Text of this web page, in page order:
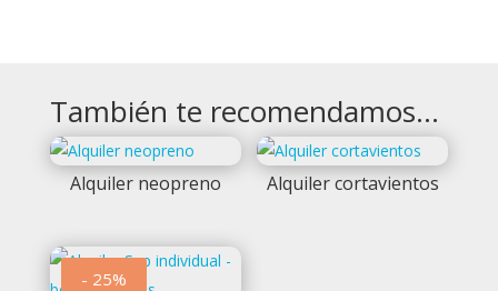
También te recomendamos…
Alquiler neopreno Alquiler cortavientos
- 25%